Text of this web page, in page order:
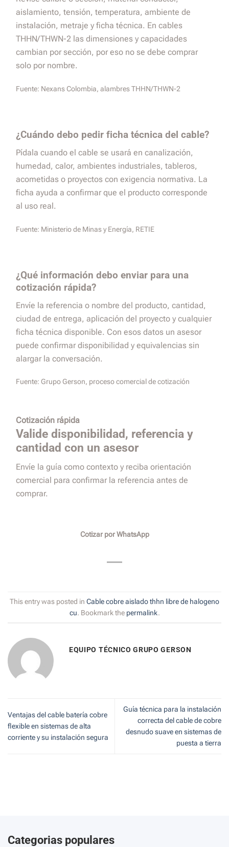
aislamiento, tensión, temperatura, ambiente de
instalación, metraje y ficha técnica. En cables
THHN/THWN-2 las dimensiones y capacidades
cambian por sección, por eso no se debe comprar
solo por nombre.
Fuente: Nexans Colombia, alambres THHN/THWN-2
¿Cuándo debo pedir ficha técnica del cable?
Pídala cuando el cable se usará en canalización,
humedad, calor, ambientes industriales, tableros,
acometidas o proyectos con exigencia normativa. La
ficha ayuda a confirmar que el producto corresponde
al uso real.
Fuente: Ministerio de Minas y Energía, RETIE
¿Qué información debo enviar para una
cotización rápida?
Envíe la referencia o nombre del producto, cantidad,
ciudad de entrega, aplicación del proyecto y cualquier
ficha técnica disponible. Con esos datos un asesor
puede confirmar disponibilidad y equivalencias sin
alargar la conversación.
Fuente: Grupo Gerson, proceso comercial de cotización
Cotización rápida
Valide disponibilidad, referencia y
cantidad con un asesor
Envíe la guía como contexto y reciba orientación
comercial para confirmar la referencia antes de
comprar.
Cotizar por WhatsApp
This entry was posted in Cable cobre aislado thhn libre de halogeno
cu. Bookmark the permalink.
EQUIPO TÉCNICO GRUPO GERSON
Ventajas del cable batería cobre
flexible en sistemas de alta
corriente y su instalación segura
Guía técnica para la instalación
correcta del cable de cobre
desnudo suave en sistemas de
puesta a tierra
Categorias populares